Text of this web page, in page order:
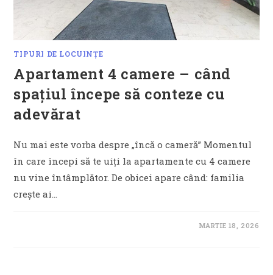
TIPURI DE LOCUINȚE
Apartament 4 camere – când
spațiul începe să conteze cu
adevărat
Nu mai este vorba despre „încă o cameră” Momentul
în care începi să te uiți la apartamente cu 4 camere
nu vine întâmplător. De obicei apare când: familia
crește ai…
MARTIE 18, 2026